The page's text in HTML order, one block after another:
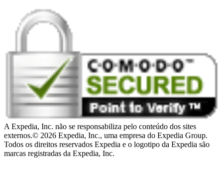
A Expedia, Inc. não se responsabiliza pelo conteúdo dos sites
externos.© 2026 Expedia, Inc., uma empresa do Expedia Group.
Todos os direitos reservados Expedia e o logotipo da Expedia são
marcas registradas da Expedia, Inc.